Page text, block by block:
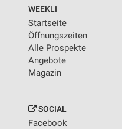
WEEKLI
Startseite
Öffnungszeiten
Alle Prospekte
Angebote
Magazin
SOCIAL
Facebook